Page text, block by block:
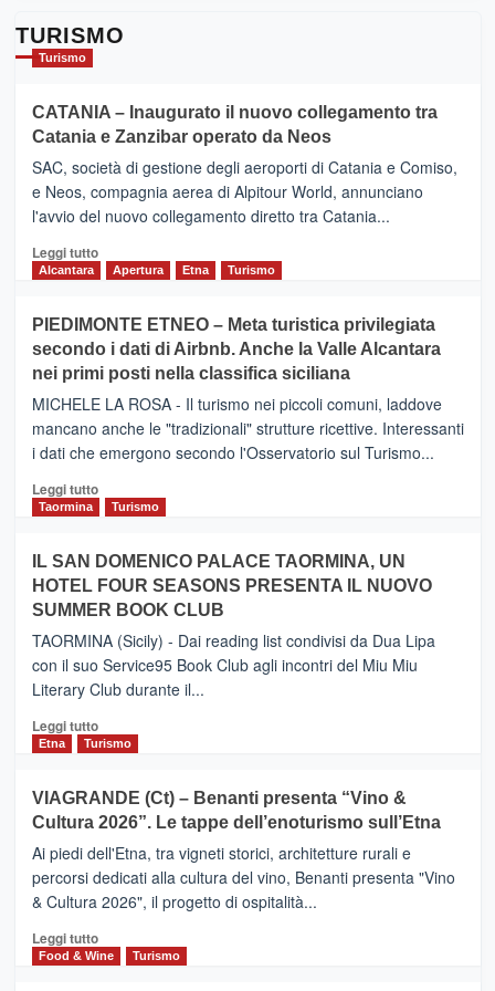
TURISMO
Turismo
CATANIA – Inaugurato il nuovo collegamento tra
Catania e Zanzibar operato da Neos
SAC, società di gestione degli aeroporti di Catania e Comiso,
e Neos, compagnia aerea di Alpitour World, annunciano
l'avvio del nuovo collegamento diretto tra Catania...
Leggi tuttoLeggi
CATANIA
–
Inaugurato
il
nuovo
collegamento
tra
e
Zanzibar
da
Neos
Alcantara Apertura Etna Turismo
PIEDIMONTE ETNEO – Meta turistica privilegiata
secondo i dati di Airbnb. Anche la Valle Alcantara
nei primi posti nella classifica siciliana
MICHELE LA ROSA - Il turismo nei piccoli comuni, laddove
mancano anche le "tradizionali" strutture ricettive. Interessanti
i dati che emergono secondo l'Osservatorio sul Turismo...
Leggi tuttoLeggi
PIEDIMONTE
ETNEO
–
Meta
turistica
privilegiata
secondo
dati
di
Anche
la
Alcantara
nei
primi
nella
classifica
Taormina Turismo
IL SAN DOMENICO PALACE TAORMINA, UN
HOTEL FOUR SEASONS PRESENTA IL NUOVO
SUMMER BOOK CLUB
TAORMINA (Sicily) - Dai reading list condivisi da Dua Lipa
con il suo Service95 Book Club agli incontri del Miu Miu
Literary Club durante il...
Leggi tuttoLeggi
di
IL
SAN
DOMENICO
PALACE
TAORMINA,
UN
HOTEL
FOUR
Etna Turismo
VIAGRANDE (Ct) – Benanti presenta “Vino &
Cultura 2026”. Le tappe dell’enoturismo sull’Etna
Ai piedi dell'Etna, tra vigneti storici, architetture rurali e
percorsi dedicati alla cultura del vino, Benanti presenta "Vino
& Cultura 2026", il progetto di ospitalità...
Leggi tuttoLeggi
di
Food & Wine Turismo